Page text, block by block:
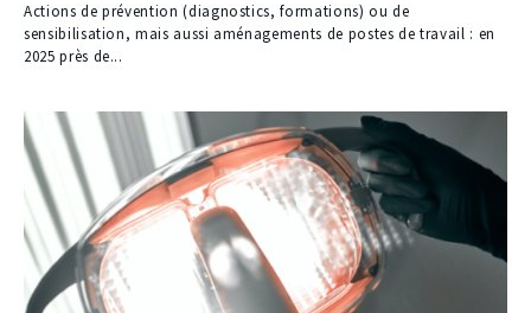
Actions de prévention (diagnostics, formations) ou de
sensibilisation, mais aussi aménagements de postes de travail : en
2025 près de...